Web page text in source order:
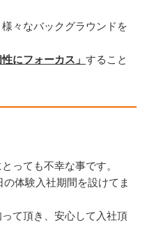
々なバックグラウンドを
にフォーカス」 すること
っても不幸な事です。
体験入社期間を設けてま
て頂き、安心して入社頂